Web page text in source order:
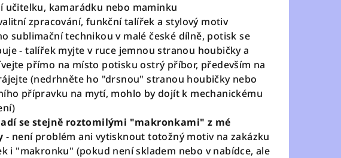
učitelku, kamarádku nebo maminku
zpracování, funkční talířek a stylový motiv
sublimační technikou v malé české dílně, potisk se
- talířek myjte v ruce jemnou stranou houbičky a
přímo na místo potisku ostrý příbor, především na
(nedrhněte ho "drsnou" stranou houbičky nebo
přípravku na mytí, mohlo by dojít k mechanickému
se stejně roztomilými "makronkami" z mé
- není problém ani vytisknout totožný motiv na zakázku
i "makronku" (pokud není skladem nebo v nabídce, ale